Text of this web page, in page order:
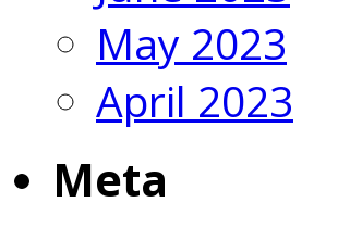
May 2023
April 2023
Meta